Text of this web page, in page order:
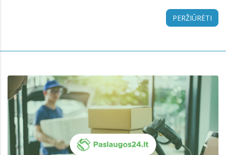
PERŽIŪRĖTI